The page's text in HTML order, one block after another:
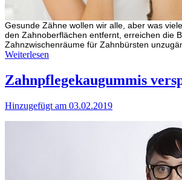
Gesunde Zähne wollen wir alle, aber was
den Zahnoberflächen entfernt, erreichen die
Zahnzwischenräume für Zahnbürsten
Weiterlesen
Zahnpflegekaugummis
Hinzugefügt am 03.02.2019